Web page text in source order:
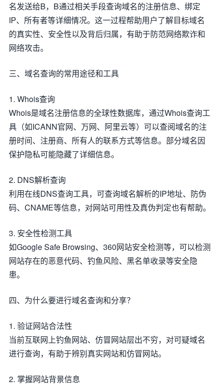
名发送给B，B通过相关手段查询域名的注册信息、绑定
IP、所有者等详细情况。这一过程帮助用户了解目标域名
的真实性、安全性以及背后归属，有助于防范网络欺诈和
网络攻击。
三、域名查询的常用途径和工具
1. Whois查询
Whois是域名注册信息的全球性数据库，通过Whois查询工
具（如ICANN官网、万网、阿里云等）可以查阅域名的注
册时间、注册商、所有人的联系方式等信息。部分域名因
保护隐私可能隐藏了详细信息。
2. DNS解析查询
利用在线DNS查询工具，可查询域名解析的IP地址、防伪
码、CNAME等信息，对网站可用性及真伪判定也有帮助。
3. 安全性检测工具
如Google Safe Browsing、360网站安全检测等，可以检测
网站存在的恶意代码、钓鱼风险、黑名单收录等安全隐
患。
四、为什么要进行域名查询和分享？
1. 验证网站合法性
当前互联网上钓鱼网站、仿冒网站层出不穷，对可疑域名
进行查询，有助于辨别真实网站和仿冒网站。
2. 掌握网站背景信息